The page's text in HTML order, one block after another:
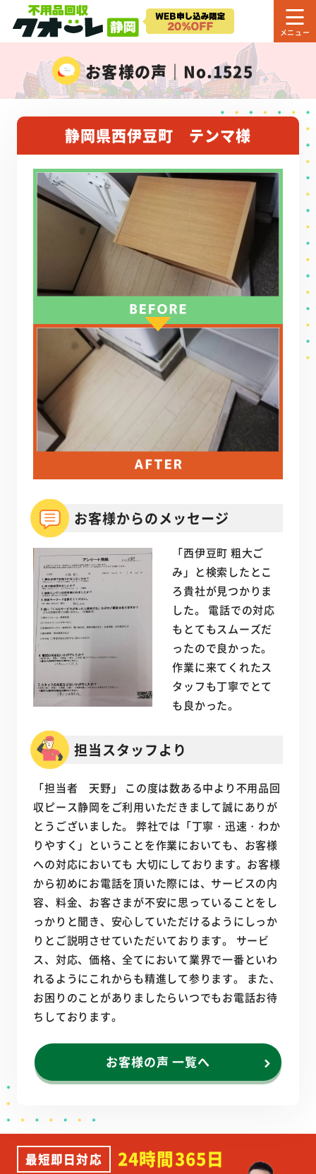
お客様の声｜No.1525
静岡県西伊豆町 テンマ様
お客様からのメッセージ
「西伊豆町 粗大ご
み」と検索したとこ
ろ貴社が見つかりま
した。 電話での対応
もとてもスムーズだ
ったので良かった。
作業に来てくれたス
タッフも丁寧でとて
も良かった。
担当スタッフより
「担当者 天野」 この度は数ある中より不用品回
収ピース静岡をご利用いただきまして誠にありが
とうございました。 弊社では「丁寧・迅速・わか
りやすく」ということを作業においても、お客様
への対応においても 大切にしております。お客様
から初めにお電話を頂いた際には、サービスの内
容、料金、お客さまが不安に思っていることをし
っかりと聞き、安心していただけるようにしっか
りとご説明させていただいております。 サービ
ス、対応、価格、全てにおいて業界で一番といわ
れるようにこれからも精進して参ります。 また、
お困りのことがありましたらいつでもお電話お待
ちしております。
お客様の声 一覧へ
最短即日対応
24時間365日